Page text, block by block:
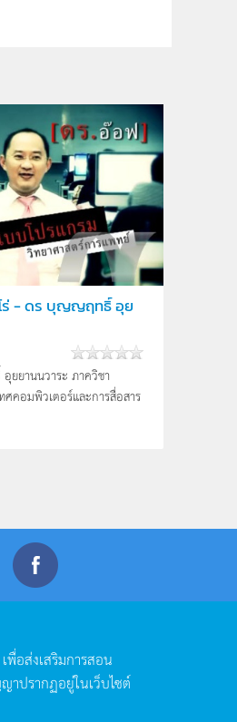
ร่ - ดร บุญญฤทธิ์ อุย
ยยานนวาระ ภาควิชา
ศคอมพิวเตอร์และการสื่อสาร
เพื่อส่งเสริมการสอน
ปรากฏอยู่ในเว็บไซต์